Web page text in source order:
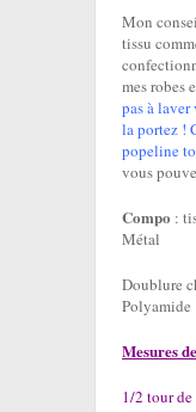
Mon
tissu
mes robes
pas à
la portez !
popeline
vous
Compo :
Métal
Doublure
Polyamide
Mesures
1/2 tour